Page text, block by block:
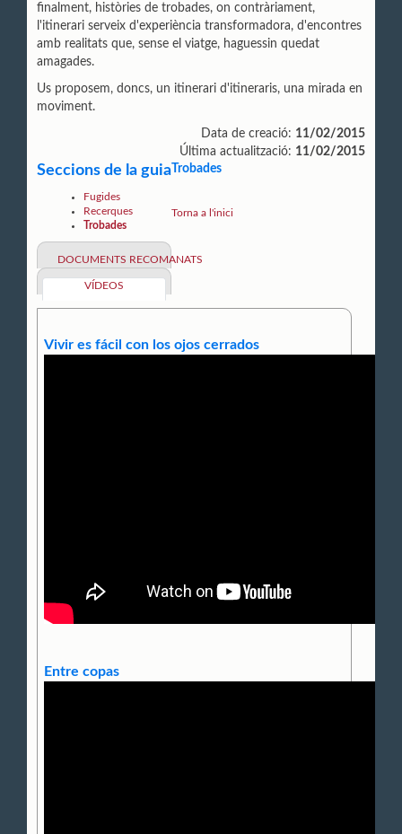
finalment, històries de trobades, on contràriament,
l'itinerari serveix d'experiència transformadora, d'encontres
amb realitats que, sense el viatge, haguessin quedat
amagades.
Us proposem, doncs, un itinerari d'itineraris, una mirada en
moviment.
Data de creació: 11/02/2015
Última actualització: 11/02/2015
Seccions de la guia
Fugides
Recerques
Trobades
Trobades
DOCUMENTS RECOMANATS
VÍDEOS
Vivir es fácil con los ojos cerrados
Entre copas
Torna a l'inici